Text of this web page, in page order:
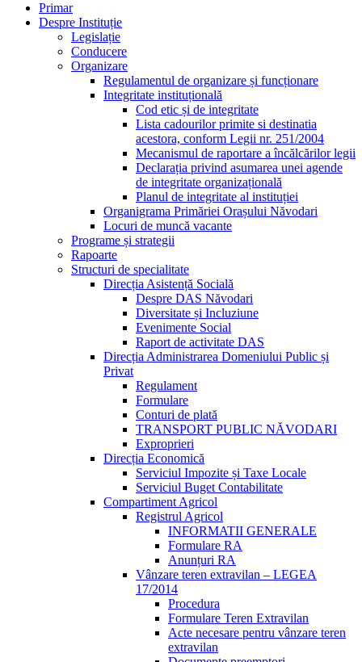
Primar
Despre Instituție
Legislație
Conducere
Organizare
Regulamentul de organizare și funcționare
Integritate instituțională
Cod etic și de integritate
Lista cadourilor primite si destinatia
acestora, conform Legii nr. 251/2004
Mecanismul de raportare a încălcărilor legii
Declarația privind asumarea unei agende
de integritate organizațională
Planul de integritate al instituției
Organigrama Primăriei Orașului Năvodari
Locuri de muncă vacante
Programe și strategii
Rapoarte
Structuri de specialitate
Direcția Asistență Socială
Despre DAS Năvodari
Diversitate și Incluziune
Evenimente Social
Raport de activitate DAS
Direcția Administrarea Domeniului Public și
Privat
Regulament
Formulare
Conturi de plată
TRANSPORT PUBLIC NĂVODARI
Exproprieri
Direcția Economică
Serviciul Impozite și Taxe Locale
Serviciul Buget Contabilitate
Compartiment Agricol
Registrul Agricol
INFORMATII GENERALE
Formulare RA
Anunțuri RA
Vânzare teren extravilan – LEGEA
17/2014
Procedura
Formulare Teren Extravilan
Acte necesare pentru vânzare teren
extravilan